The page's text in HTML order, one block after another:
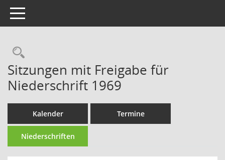
Toggle navigation
Rechercheauswahl
Sitzungen mit Freigabe für
Niederschrift 1969
Kalender Termine
Niederschriften